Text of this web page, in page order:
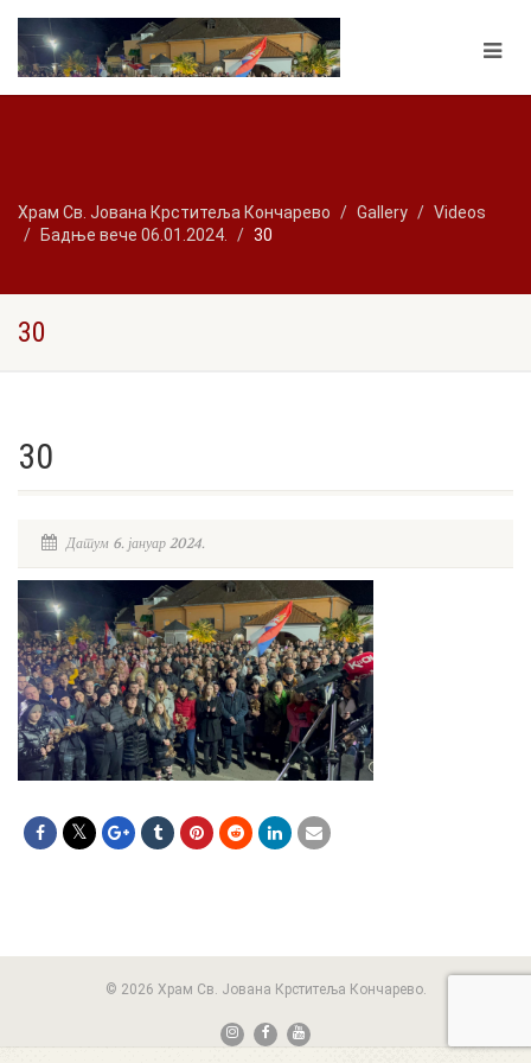
Храм Св. Јована Крститеља Кончарево Gallery
Videos
Бадње вече 06.01.2024.
30
30
30
Датум 6. јануар 2024.
© 2026 Храм Св. Јована Крститеља Кончарево.